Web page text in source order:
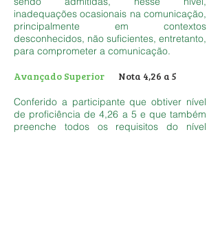
inadequações ocasionais na comunicação,
principalmente em contextos
desconhecidos, não suficientes, entretanto,
para comprometer a comunicação.
Avançado Superior Nota 4,26 a 5
Conferido a participante que obtiver nível
de proficiência de 4,26 a 5 e que também
preenche todos os requisitos do nível